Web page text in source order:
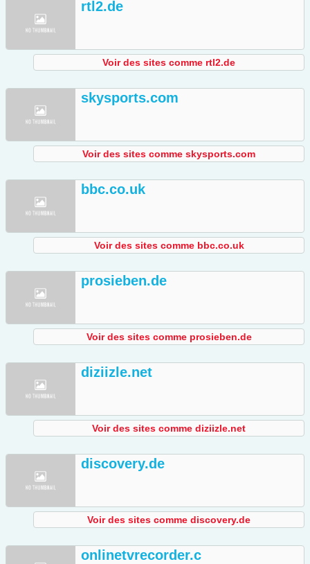
rtl2.de
Voir des sites comme rtl2.de
skysports.com
Voir des sites comme skysports.com
bbc.co.uk
Voir des sites comme bbc.co.uk
prosieben.de
Voir des sites comme prosieben.de
diziizle.net
Voir des sites comme diziizle.net
discovery.de
Voir des sites comme discovery.de
onlinetvrecorder.c